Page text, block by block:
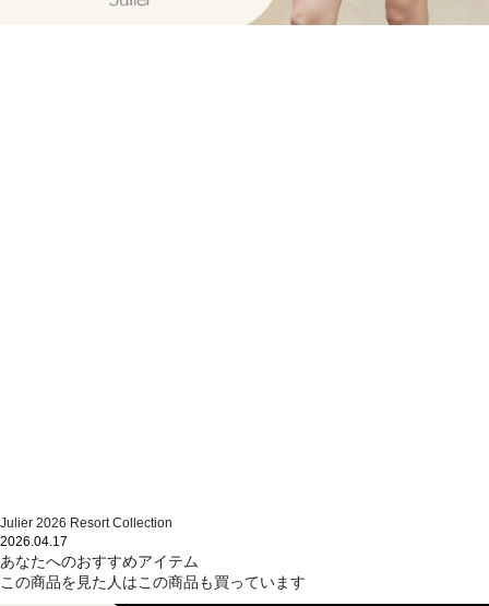
Julier 2026 Resort Collection
2026.04.17
あなたへのおすすめアイテム
この商品を見た人はこの商品も買っています